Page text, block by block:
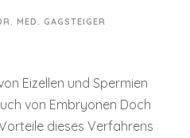
MED. GAGSTEIGER
Eizellen und Spermien
von Embryonen Doch
dieses Verfahrens